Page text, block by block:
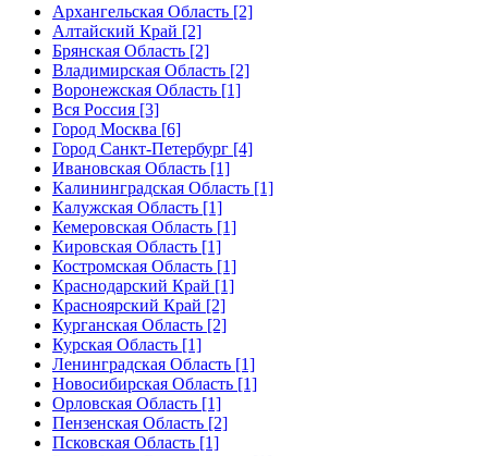
Архангельская Область [2]
Алтайский Край [2]
Брянская Область [2]
Владимирская Область [2]
Воронежская Область [1]
Вся Россия [3]
Город Москва [6]
Город Санкт-Петербург [4]
Ивановская Область [1]
Калининградская Область [1]
Калужская Область [1]
Кемеровская Область [1]
Кировская Область [1]
Костромская Область [1]
Краснодарский Край [1]
Красноярский Край [2]
Курганская Область [2]
Курская Область [1]
Ленинградская Область [1]
Новосибирская Область [1]
Орловская Область [1]
Пензенская Область [2]
Псковская Область [1]